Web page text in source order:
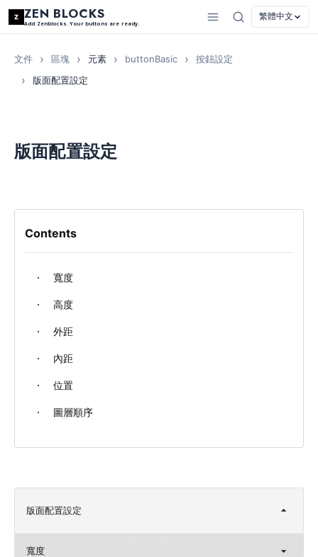
ZEN BLOCKS
Add Zenblocks. Your buttons are ready.
繁體中文
文件 區塊 元素 buttonBasic
按鈕設定
版面配置設定
版面配置設定
Contents
寬度
高度
外距
內距
位置
圖層順序
版面配置設定
寬度